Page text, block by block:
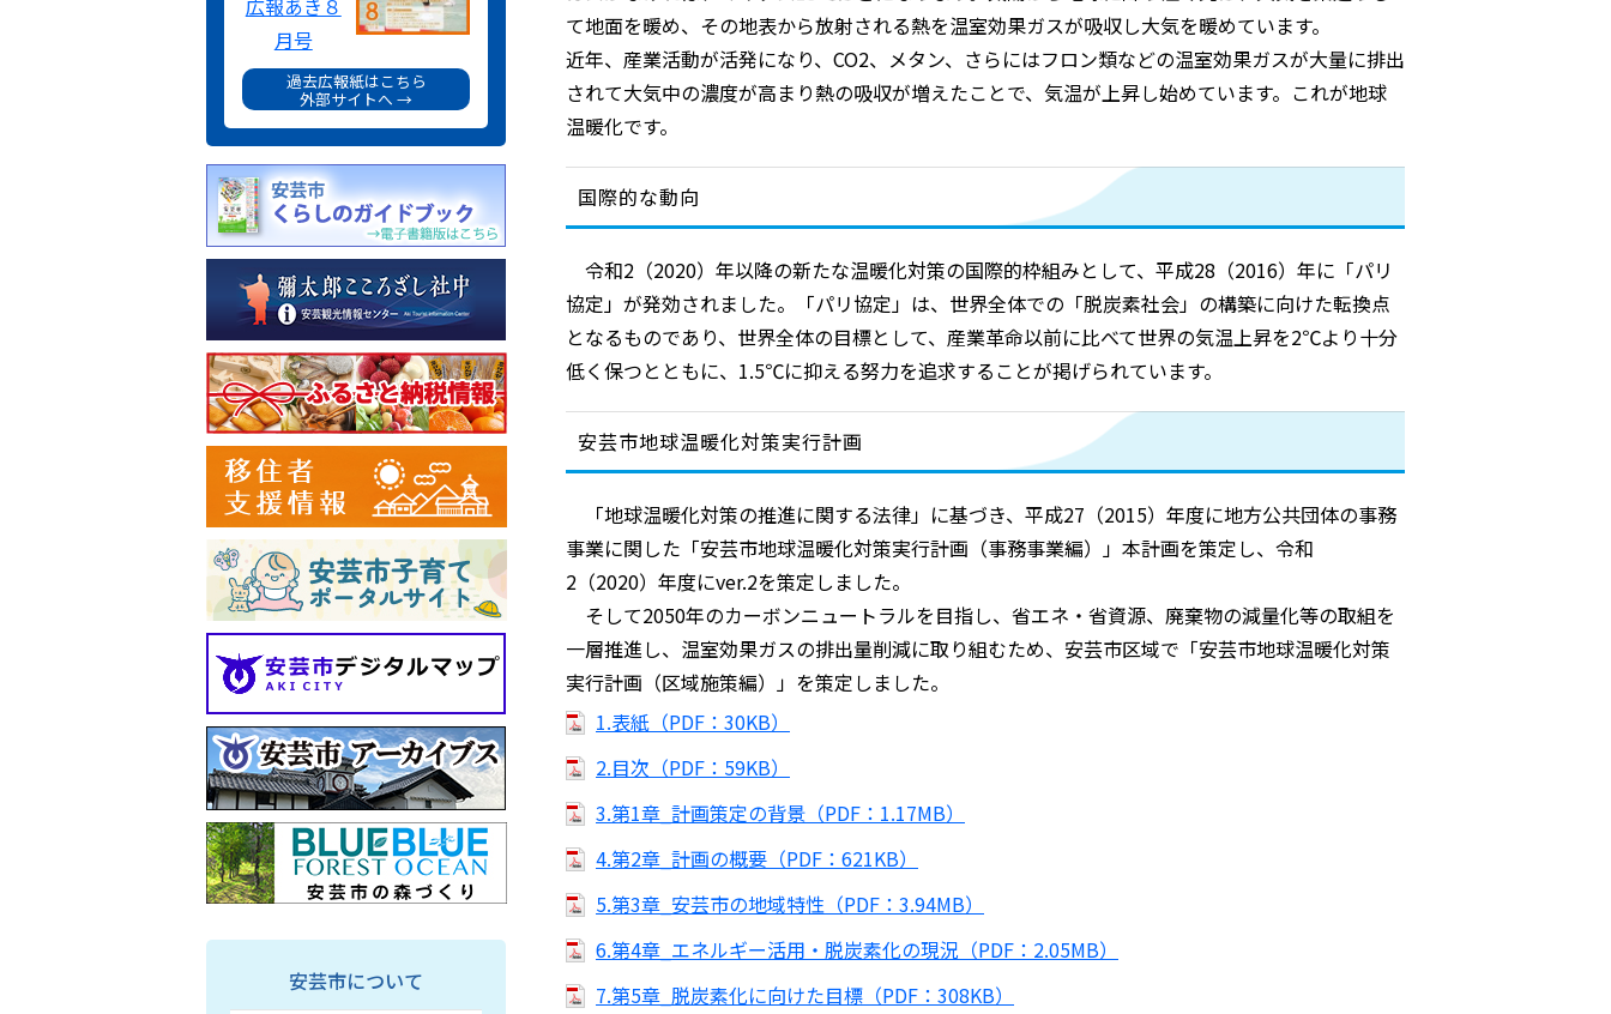
て地面を暖め、その地表から放射される熱を温室効果ガスが吸収し大気を暖めています。
近年、産業活動が活発になり、CO2、メタン、さらにはフロン類などの温室効果ガスが大量に排出
されて大気中の濃度が高まり熱の吸収が増えたことで、気温が上昇し始めています。これが地球
温暖化です。
国際的な動向
令和2（2020）年以降の新たな温暖化対策の国際的枠組みとして、平成28（2016）年に「パリ
協定」が発効されました。「パリ協定」は、世界全体での「脱炭素社会」の構築に向けた転換点
となるものであり、世界全体の目標として、産業革命以前に比べて世界の気温上昇を2℃より十分
低く保つとともに、1.5℃に抑える努力を追求することが掲げられています。
安芸市地球温暖化対策実行計画
「地球温暖化対策の推進に関する法律」に基づき、平成27（2015）年度に地方公共団体の事務
事業に関した「安芸市地球温暖化対策実行計画（事務事業編）」本計画を策定し、令和
2（2020）年度にver.2を策定しました。
そして2050年のカーボンニュートラルを目指し、省エネ・省資源、廃棄物の減量化等の取組を
一層推進し、温室効果ガスの排出量削減に取り組むため、安芸市区域で「安芸市地球温暖化対策
実行計画（区域施策編）」を策定しました。
1.表紙（PDF：30KB）
2.目次（PDF：59KB）
3.第1章_計画策定の背景（PDF：1.17MB）
4.第2章_計画の概要（PDF：621KB）
5.第3章_安芸市の地域特性（PDF：3.94MB）
6.第4章_エネルギー活用・脱炭素化の現況（PDF：2.05MB）
7.第5章_脱炭素化に向けた目標（PDF：308KB）
広報あき８
月号
過去広報紙はこちら
外部サイトへ →
安芸市について